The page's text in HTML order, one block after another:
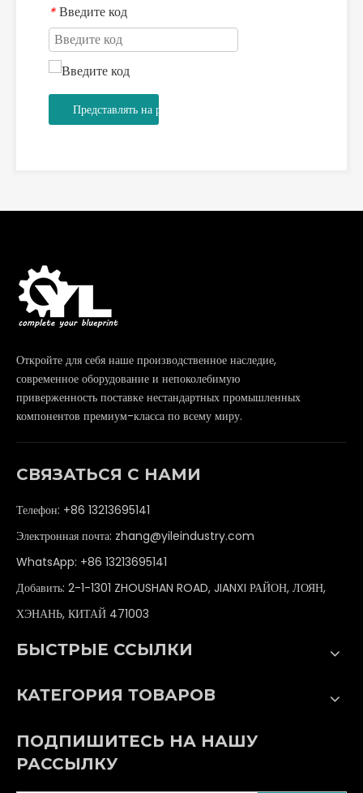
* Введите код
Представлять на рассмотрение
Откройте для себя наше производственное наследие,
современное оборудование и непоколебимую
приверженность поставке нестандартных промышленных
компонентов премиум-класса по всему миру.
СВЯЗАТЬСЯ С НАМИ
Телефон: +86 13213695141
Электронная почта: zhang@yileindustry.com
WhatsApp: +86 13213695141
Добавить: 2-1-1301 ZHOUSHAN ROAD, JIANXI РАЙОН, ЛОЯН,
ХЭНАНЬ, КИТАЙ 471003
БЫСТРЫЕ ССЫЛКИ
КАТЕГОРИЯ ТОВАРОВ
ПОДПИШИТЕСЬ НА НАШУ
РАССЫЛКУ